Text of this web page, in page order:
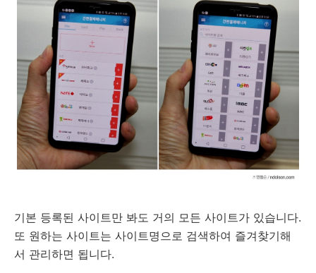
기본 등록된 사이트만 봐도 거의 모든 사이트가 있습니다.
또 원하는 사이트는 사이트명으로 검색하여 즐겨찾기해
서 관리하면 됩니다.